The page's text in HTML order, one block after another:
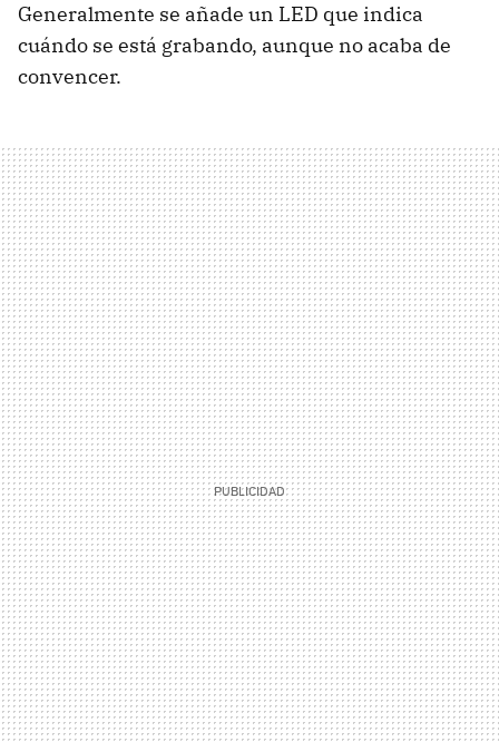
Generalmente se añade un LED que indica
cuándo se está grabando, aunque no acaba de
convencer.